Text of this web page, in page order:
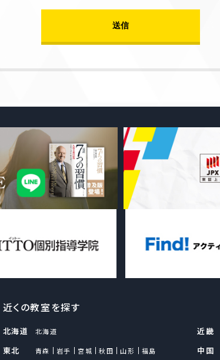
引に関わる情報、通信サービス上の行動履歴、その他
たはお客様・お取引関係者・採用応募者・従業員（退
し、適法かつ公正な手段に
当グループ各社は、個人
の範囲内で、業務の遂行
個人情報を第三者との間
いを第三者に委託する場
個人情報の第三者への提
当グループ各社は、法令
供および適切な管理のた
得したデータと、個人情報
近くの教室を探す
北海道 北海道
東北 青森 岩手 宮城 秋田 山形 福島
近畿
中国